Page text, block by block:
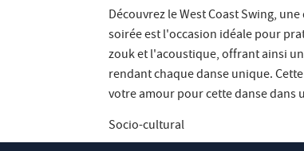
Découvrez le West Coast Swing,
soirée est l'occasion idéale pour
zouk et l'acoustique, offrant ainsi
rendant chaque danse unique.
votre amour pour cette danse dans
Socio-cultural